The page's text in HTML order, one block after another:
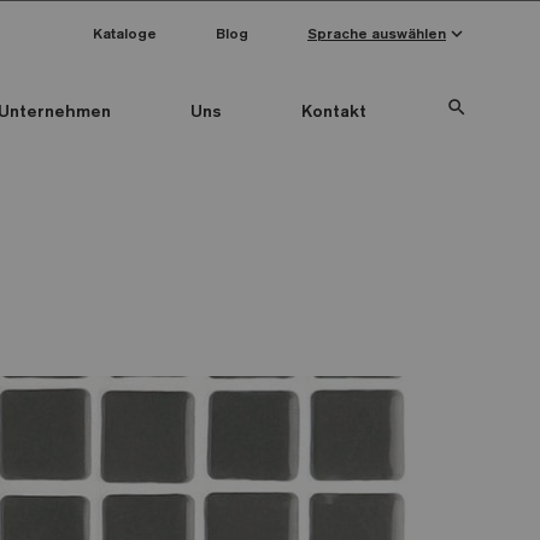
Unternehmen Uns Kontakt search
Kataloge Blog Sprache auswählen keyboard_arrow_down